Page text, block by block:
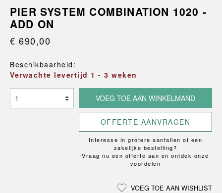
PIER SYSTEM COMBINATION 1020 -
ADD ON
€ 690,00
Beschikbaarheid:
Verwachte levertijd 1 - 3 weken
VOEG TOE AAN WINKELMAND
OFFERTE AANVRAGEN
Interesse in grotere aantallen of een
zakelijke bestelling?
Vraag nu een offerte aan en ontdek onze
voordelen
VOEG TOE AAN WISHLIST